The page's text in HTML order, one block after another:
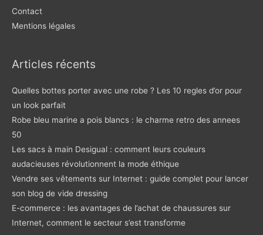
Contact
Mentions légales
Articles récents
Quelles bottes porter avec une robe ? Les 10 regles d’or pour
un look parfait
Robe bleu marine a pois blancs : le charme retro des annees
50
Les sacs à main Desigual : comment leurs couleurs
audacieuses révolutionnent la mode éthique
Vendre ses vêtements sur Internet : guide complet pour lancer
son blog de vide dressing
E-commerce : les avantages de l’achat de chaussures sur
Internet, comment le secteur s’est transforme